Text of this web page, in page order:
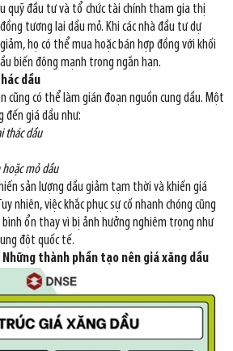
quỹ đầu tư và tổ chức tài chính tham gia thị
tương lai dầu mỏ. Khi các nhà đầu tư dự
họ có thể mua hoặc bán hợp đồng với khối
biến động mạnh trong ngắn hạn.
dầu
cũng có thể làm gián đoạn nguồn cung dầu. Một
đến giá dầu như:
thác dầu
hoặc mỏ dầu
sản lượng dầu giảm tạm thời và khiến giá
nhiên, việc khắc phục sự cố nhanh chóng cũng
ổn thay vì bị ảnh hưởng nghiêm trọng như
đột quốc tế.
thành phần tạo nên giá xăng dầu